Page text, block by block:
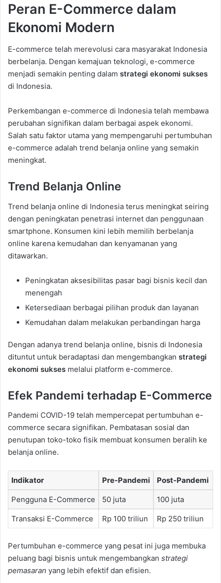
Peran E-Commerce dalam
Ekonomi Modern
E-commerce telah merevolusi cara masyarakat Indonesia
berbelanja. Dengan kemajuan teknologi, e-commerce
menjadi semakin penting dalam strategi ekonomi sukses
di Indonesia.
Perkembangan e-commerce di Indonesia telah membawa
perubahan signifikan dalam berbagai aspek ekonomi.
Salah satu faktor utama yang mempengaruhi pertumbuhan
e-commerce adalah trend belanja online yang semakin
meningkat.
Trend Belanja Online
Trend belanja online di Indonesia terus meningkat seiring
dengan peningkatan penetrasi internet dan penggunaan
smartphone. Konsumen kini lebih memilih berbelanja
online karena kemudahan dan kenyamanan yang
ditawarkan.
Peningkatan aksesibilitas pasar bagi bisnis kecil dan
menengah
Ketersediaan berbagai pilihan produk dan layanan
Kemudahan dalam melakukan perbandingan harga
Dengan adanya trend belanja online, bisnis di Indonesia
dituntut untuk beradaptasi dan mengembangkan strategi
ekonomi sukses melalui platform e-commerce.
Efek Pandemi terhadap E-Commerce
Pandemi COVID-19 telah mempercepat pertumbuhan e-
commerce secara signifikan. Pembatasan sosial dan
penutupan toko-toko fisik membuat konsumen beralih ke
belanja online.
Indikator Pre-Pandemi Post-Pandemi
Pengguna E-Commerce 50 juta 100 juta
Transaksi E-Commerce Rp 100 triliun Rp 250 triliun
Pertumbuhan e-commerce yang pesat ini juga membuka
peluang bagi bisnis untuk mengembangkan strategi
pemasaran yang lebih efektif dan efisien.